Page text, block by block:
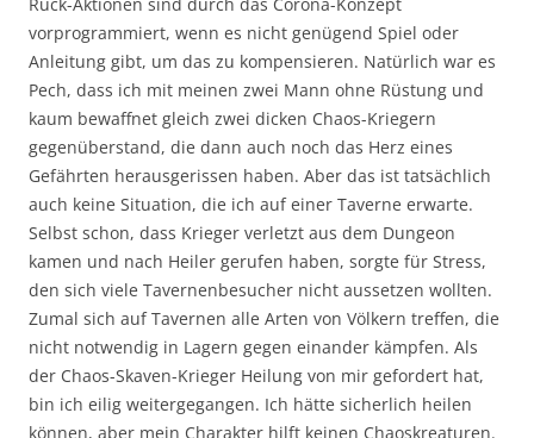
Ruck-Aktionen sind durch das Corona-Konzept
vorprogrammiert, wenn es nicht genügend Spiel oder
Anleitung gibt, um das zu kompensieren. Natürlich war es
Pech, dass ich mit meinen zwei Mann ohne Rüstung und
kaum bewaffnet gleich zwei dicken Chaos-Kriegern
gegenüberstand, die dann auch noch das Herz eines
Gefährten herausgerissen haben. Aber das ist tatsächlich
auch keine Situation, die ich auf einer Taverne erwarte.
Selbst schon, dass Krieger verletzt aus dem Dungeon
kamen und nach Heiler gerufen haben, sorgte für Stress,
den sich viele Tavernenbesucher nicht aussetzen wollten.
Zumal sich auf Tavernen alle Arten von Völkern treffen, die
nicht notwendig in Lagern gegen einander kämpfen. Als
der Chaos-Skaven-Krieger Heilung von mir gefordert hat,
bin ich eilig weitergegangen. Ich hätte sicherlich heilen
können, aber mein Charakter hilft keinen Chaoskreaturen.